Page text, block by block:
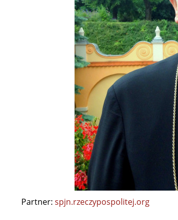
Partner: spjn.rzeczypospolitej.org